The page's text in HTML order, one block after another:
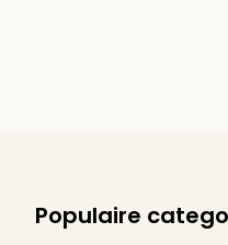
Populaire